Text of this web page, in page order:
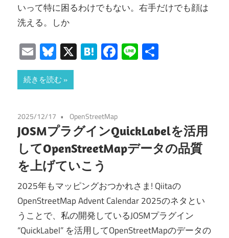
いって特に困るわけでもない。右手だけでも顔は
洗える。しか
EmailBluesky
X Hatena
Facebook
Line
続きを読む
2025/12/17 OpenStreetMap
JOSMプラグインQuickLabelを活用
してOpenStreetMapデータの品質
を上げていこう
2025年もマッピングおつかれさま! Qiitaの
OpenStreetMap Advent Calendar 2025のネタとい
うことで、私の開発しているJOSMプラグイン
“QuickLabel” を活用してOpenStreetMapのデータの